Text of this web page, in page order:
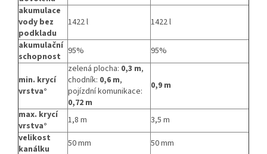
akumulace
vody bez
podkladu
1422 l
1422 l
akumulační
schopnost
95% 95%
min. krycí
vrstva°
zelená plocha: 0,3 m,
chodník: 0,6 m,
pojízdní komunikace:
0,72 m
0,9 m
max. krycí
vrstva°
1,8 m
3,5 m
velikost
kanálku
50 mm
50 mm